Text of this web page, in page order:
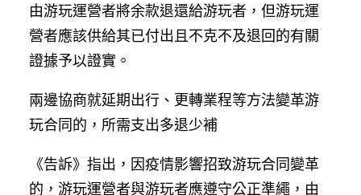
由游玩運營者將余款退還給游玩者，但游玩運
營者應該供給其已付出且不克不及退回的有關
證據予以證實。
兩邊協商就延期出行、更轉業程等方法變革游
玩合同的，所需支出多退少補
《告訴》指出，因疫情影響招致游玩合同變革
的，游玩運營者與游玩者應遵守公正準繩，由